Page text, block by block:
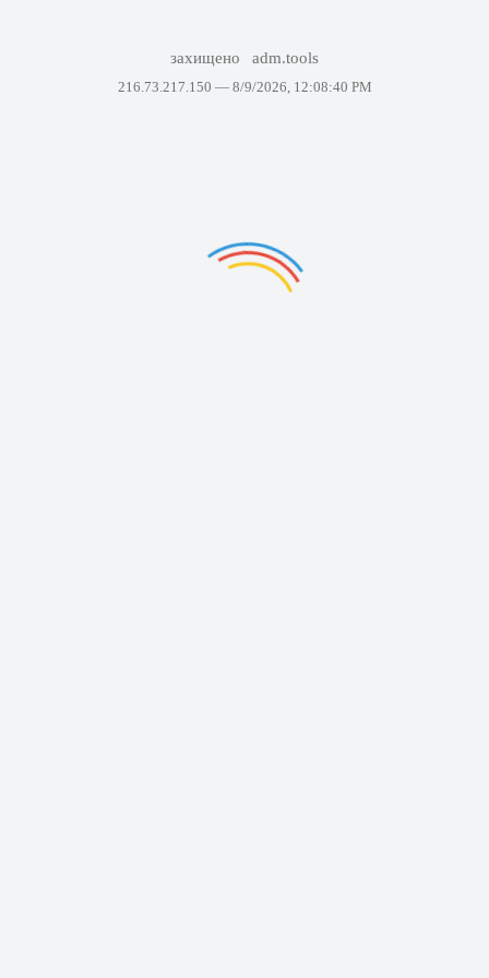
захищено adm.tools
216.73.217.150 — 8/9/2026, 12:08:40 PM